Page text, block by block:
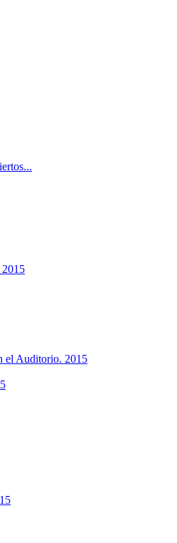
2015
el Auditorio. 2015